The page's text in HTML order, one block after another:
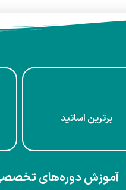
برترین‌ اساتید
آموزش دوره‌های